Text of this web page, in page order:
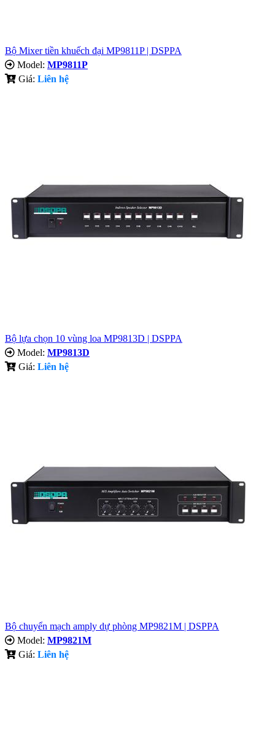
Bộ Mixer tiền khuếch đại MP9811P | DSPPA
Model: MP9811P
Giá: Liên hệ
Bộ lựa chọn 10 vùng loa MP9813D | DSPPA
Model: MP9813D
Giá: Liên hệ
Bộ chuyển mạch amply dự phòng MP9821M | DSPPA
Model: MP9821M
Giá: Liên hệ